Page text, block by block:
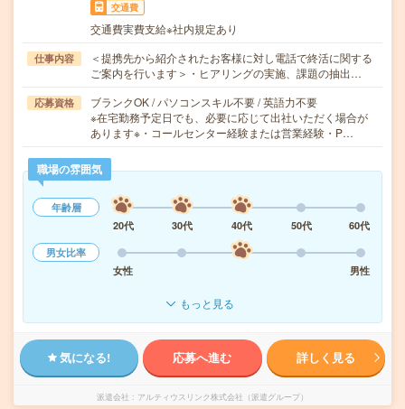
交通費
交通費実費支給※社内規定あり
仕事内容
＜提携先から紹介されたお客様に対し電話で終活に関する
ご案内を行います＞・ヒアリングの実施、課題の抽出…
応募資格
ブランクOK / パソコンスキル不要 / 英語力不要
※在宅勤務予定日でも、必要に応じて出社いただく場合が
あります※・コールセンター経験または営業経験・P…
職場の雰囲気
年齢層
20代
30代 40代 50代
60代
男女比率
女性
男性
もっと見る
気になる! 応募へ進む 詳しく見る
派遣会社 アルティウスリンク株式会社（派遣グループ）